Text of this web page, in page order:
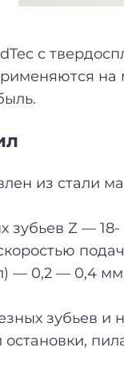
с
на
из стали
зубьев Z —
— 0,2 — 0,4
зубьев и